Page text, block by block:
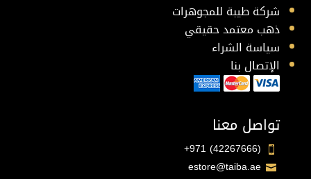
شركة طيبة للمجوهرات
ذهب معتمد حقيقي
سياسة الشراء
الإتصال بنا
تواصل معنا

+971 (42267666)

estore@taiba.ae